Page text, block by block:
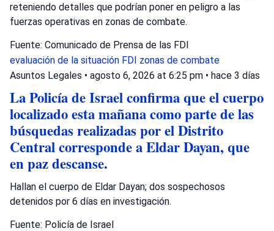
reteniendo detalles que podrían poner en peligro a las
fuerzas operativas en zonas de combate.
Fuente: Comunicado de Prensa de las FDI
evaluación de la situación FDI zonas de combate
Asuntos Legales • agosto 6, 2026 at 6:25 pm • hace 3 días
La Policía de Israel confirma que el cuerpo
localizado esta mañana como parte de las
búsquedas realizadas por el Distrito
Central corresponde a Eldar Dayan, que
en paz descanse.
Hallan el cuerpo de Eldar Dayan; dos sospechosos
detenidos por 6 días en investigación.
Fuente: Policía de Israel